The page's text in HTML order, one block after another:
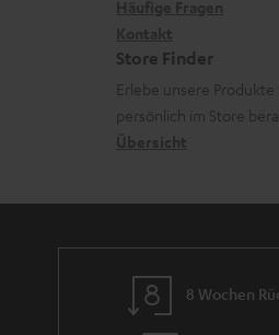
a
r
a
i
e
ü
c
a
h
m
k
o
d
a
n
Store Finder
Erlebe unsere
persönlich im Store
8 Wochen